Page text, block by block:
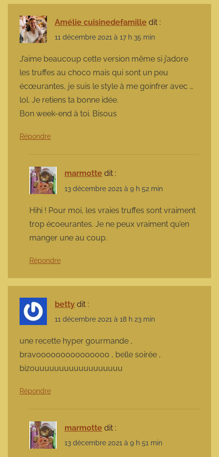
Amélie cuisinedefamille dit :
11 décembre 2021 à 17 h 35 min
J’aime beaucoup cette version même si j’adore
les truffes au choco mais qui sont un peu
écœurantes, je suis le style à me goinfrer avec …
lol. Je retiens ta bonne idée.
Bon week-end à toi. Bisous
Répondre
marmotte dit :
13 décembre 2021 à 9 h 52 min
Hihi ! Pour moi, les vraies truffes sont vraiment
trop écoeurantes. Je ne peux vraiment qu’en
manger une au coup.
Répondre
betty dit :
11 décembre 2021 à 18 h 23 min
une recette hyper gourmande ,
bravooooooooooooooo , belle soirée ,
bizouuuuuuuuuuuuuuuuuu
Répondre
marmotte dit :
13 décembre 2021 à 9 h 51 min